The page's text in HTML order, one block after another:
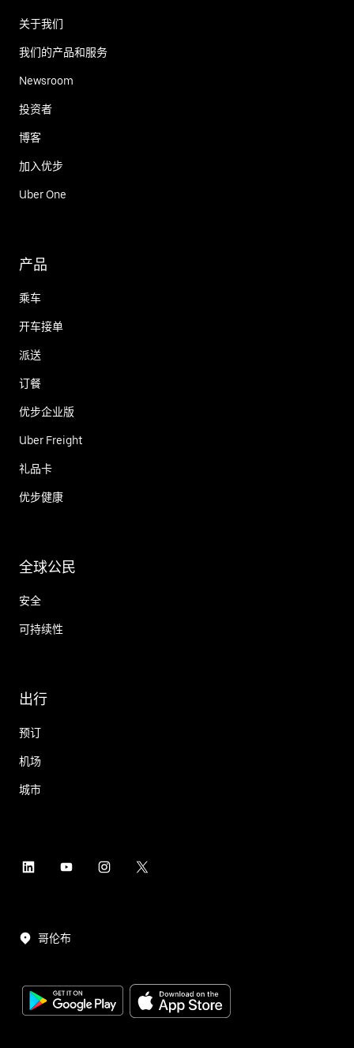
关于我们
我们的产品和服务
Newsroom
投资者
博客
加入优步
Uber One
产品
乘车
开车接单
派送
订餐
优步企业版
Uber Freight
礼品卡
优步健康
全球公民
安全
可持续性
出行
预订
机场
城市
哥伦布